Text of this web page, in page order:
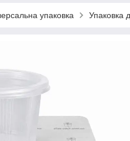
упаковка Упаковка